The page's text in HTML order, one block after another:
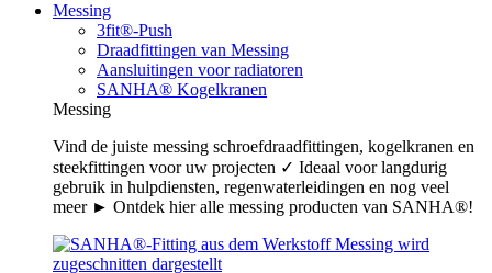
Messing
3fit®-Push
Draadfittingen van Messing
Aansluitingen voor radiatoren
SANHA® Kogelkranen
Messing
Vind de juiste messing schroefdraadfittingen, kogelkranen en
steekfittingen voor uw projecten ✓ Ideaal voor langdurig
gebruik in hulpdiensten, regenwaterleidingen en nog veel
meer ► Ontdek hier alle messing producten van SANHA®!